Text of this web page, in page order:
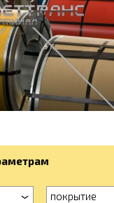
покрытие